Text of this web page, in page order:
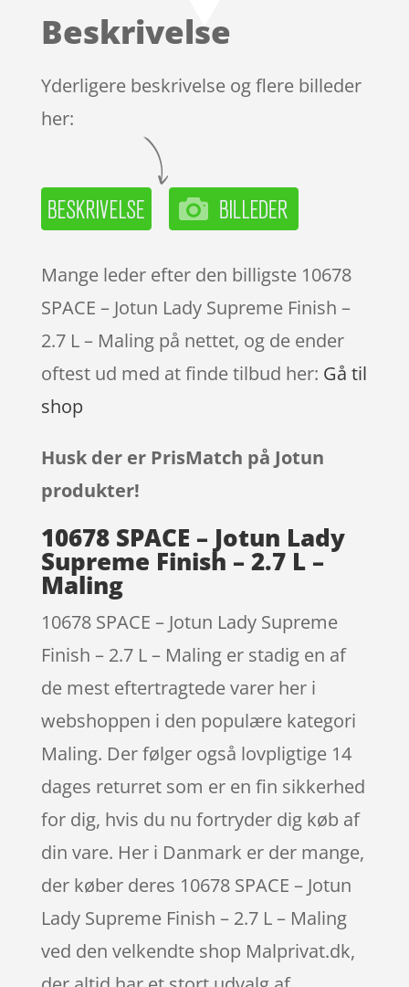
Beskrivelse
Yderligere beskrivelse og flere billeder
her:
Mange leder efter den billigste 10678
SPACE – Jotun Lady Supreme Finish –
2.7 L – Maling på nettet, og de ender
oftest ud med at finde tilbud her: Gå til
shop
Husk der er PrisMatch på Jotun
produkter!
10678 SPACE – Jotun Lady
Supreme Finish – 2.7 L –
Maling
10678 SPACE – Jotun Lady Supreme
Finish – 2.7 L – Maling er stadig en af
de mest eftertragtede varer her i
webshoppen i den populære kategori
Maling. Der følger også lovpligtige 14
dages returret som er en fin sikkerhed
for dig, hvis du nu fortryder dig køb af
din vare. Her i Danmark er der mange,
der køber deres 10678 SPACE – Jotun
Lady Supreme Finish – 2.7 L – Maling
ved den velkendte shop Malprivat.dk,